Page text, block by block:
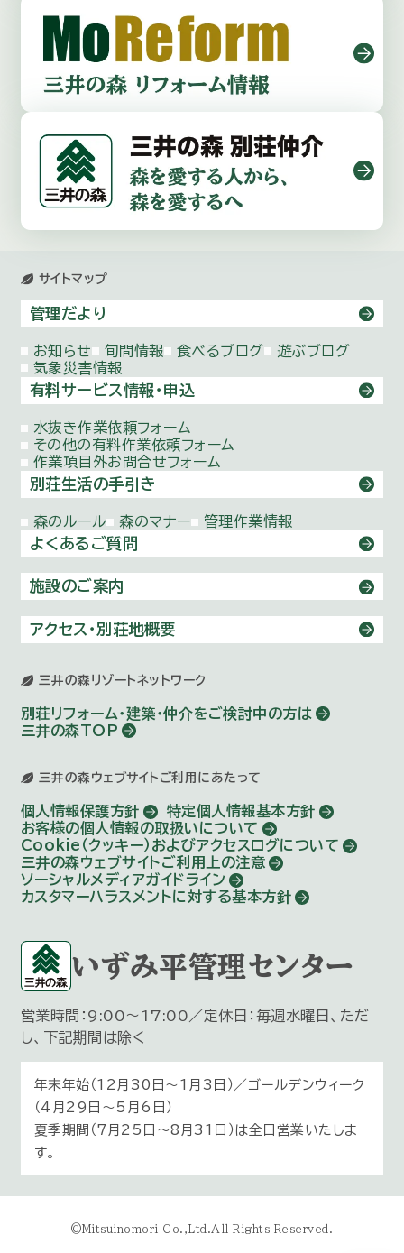
サイトマップ
管理だより
お知らせ 旬間情報 食べるブログ
遊ぶブログ
気象災害情報
有料サービス情報・申込
水抜き作業依頼フォーム
その他の有料作業依頼フォーム
作業項目外お問合せフォーム
別荘生活の手引き
森のルール 森のマナー 管理作業情報
よくあるご質問
施設のご案内
アクセス・別荘地概要
三井の森リゾートネットワーク
別荘リフォーム・建築・仲介をご検討中の方は
三井の森TOP
三井の森ウェブサイトご利用にあたって
個人情報保護方針
特定個人情報基本方針
お客様の個人情報の取扱いについて
Cookie（クッキー）およびアクセスログについて
三井の森ウェブサイトご利用上の注意
ソーシャルメディアガイドライン
カスタマーハラスメントに対する基本方針
いずみ平管理センター
営業時間：9:00～17:00／定休日：毎週水曜日、ただ
し、下記期間は除く
年末年始（12月30日〜1月3日）／ゴールデンウィーク
（4月29日～5月6日）
夏季期間（7月25日～8月31日）は全日営業いたしま
す。
©Mitsuinomori Co.,Ltd.All Rights Reserved.